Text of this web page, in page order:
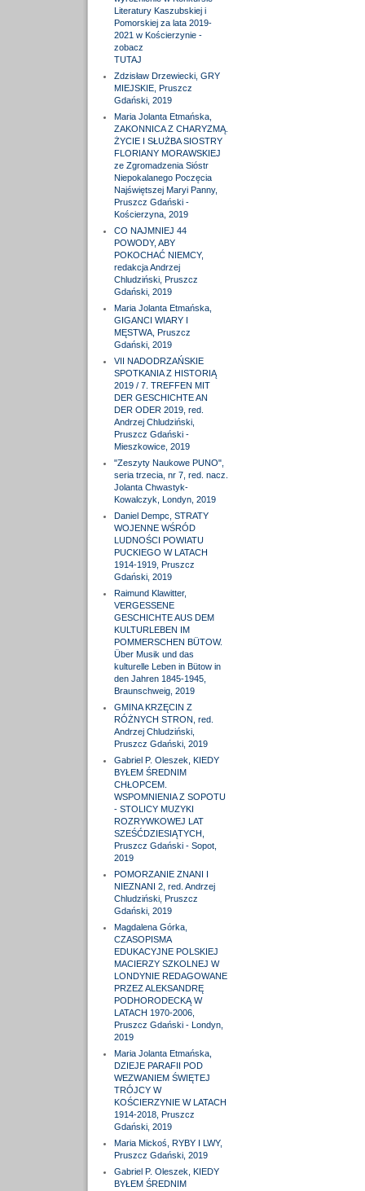
Literatury Kaszubskiej i
Pomorskiej za lata 2019-
2021 w Kościerzynie -
zobacz
TUTAJ
Zdzisław Drzewiecki, GRY
MIEJSKIE, Pruszcz
Gdański, 2019
Maria Jolanta Etmańska,
ZAKONNICA Z CHARYZMĄ.
ŻYCIE I SŁUŻBA SIOSTRY
FLORIANY MORAWSKIEJ
ze Zgromadzenia Sióstr
Niepokalanego Poczęcia
Najświętszej Maryi Panny,
Pruszcz Gdański -
Kościerzyna, 2019
CO NAJMNIEJ 44
POWODY, ABY
POKOCHAĆ NIEMCY,
redakcja Andrzej
Chludziński, Pruszcz
Gdański, 2019
Maria Jolanta Etmańska,
GIGANCI WIARY I
MĘSTWA, Pruszcz
Gdański, 2019
VII NADODRZAŃSKIE
SPOTKANIA Z HISTORIĄ
2019 / 7. TREFFEN MIT
DER GESCHICHTE AN
DER ODER 2019, red.
Andrzej Chludziński,
Pruszcz Gdański -
Mieszkowice, 2019
"Zeszyty Naukowe PUNO",
seria trzecia, nr 7, red. nacz.
Jolanta Chwastyk-
Kowalczyk, Londyn, 2019
Daniel Dempc, STRATY
WOJENNE WŚRÓD
LUDNOŚCI POWIATU
PUCKIEGO W LATACH
1914-1919, Pruszcz
Gdański, 2019
Raimund Klawitter,
VERGESSENE
GESCHICHTE AUS DEM
KULTURLEBEN IM
POMMERSCHEN BÜTOW.
Über Musik und das
kulturelle Leben in Bütow in
den Jahren 1845-1945,
Braunschweig, 2019
GMINA KRZĘCIN Z
RÓŻNYCH STRON, red.
Andrzej Chludziński,
Pruszcz Gdański, 2019
Gabriel P. Oleszek, KIEDY
BYŁEM ŚREDNIM
CHŁOPCEM.
WSPOMNIENIA Z SOPOTU
- STOLICY MUZYKI
ROZRYWKOWEJ LAT
SZEŚĆDZIESIĄTYCH,
Pruszcz Gdański - Sopot,
2019
POMORZANIE ZNANI I
NIEZNANI 2, red. Andrzej
Chludziński, Pruszcz
Gdański, 2019
Magdalena Górka,
CZASOPISMA
EDUKACYJNE POLSKIEJ
MACIERZY SZKOLNEJ W
LONDYNIE REDAGOWANE
PRZEZ ALEKSANDRĘ
PODHORODECKĄ W
LATACH 1970-2006,
Pruszcz Gdański - Londyn,
2019
Maria Jolanta Etmańska,
DZIEJE PARAFII POD
WEZWANIEM ŚWIĘTEJ
TRÓJCY W
KOŚCIERZYNIE W LATACH
1914-2018, Pruszcz
Gdański, 2019
Maria Mickoś, RYBY I LWY,
Pruszcz Gdański, 2019
Gabriel P. Oleszek, KIEDY
BYŁEM ŚREDNIM